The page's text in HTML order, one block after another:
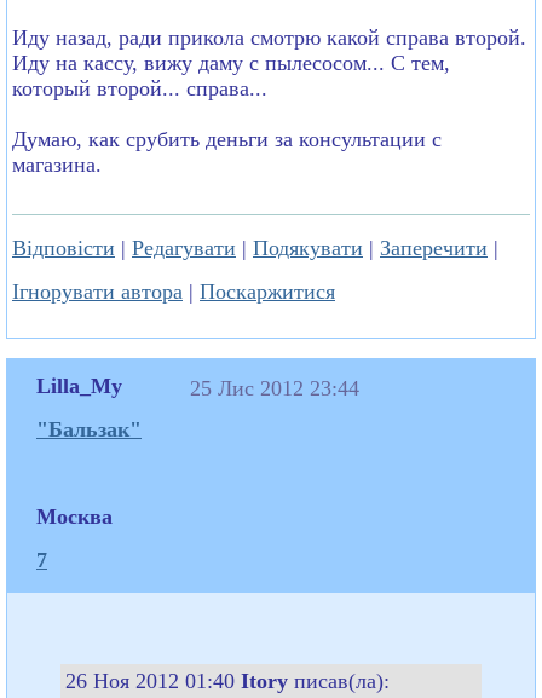
Иду назад, ради прикола смотрю какой справа второй.
Иду на кассу, вижу даму с пылесосом... С тем,
который второй... справа...
Думаю, как срубить деньги за консультации с
магазина.
Відповісти | Редагувати | Подякувати | Заперечити |
Ігнорувати автора | Поскаржитися
Lilla_My
"Бальзак"
Москва
7
25 Лис 2012 23:44
26 Ноя 2012 01:40 Itory писав(ла):